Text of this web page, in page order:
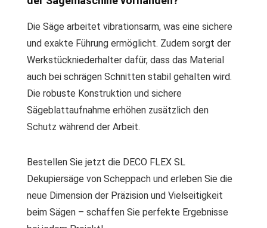
Die Säge arbeitet vibrationsarm, was eine sichere
und exakte Führung ermöglicht. Zudem sorgt der
Werkstückniederhalter dafür, dass das Material
auch bei schrägen Schnitten stabil gehalten wird.
Die robuste Konstruktion und sichere
Sägeblattaufnahme erhöhen zusätzlich den
Schutz während der Arbeit.
Bestellen Sie jetzt die DECO FLEX SL
Dekupiersäge von Scheppach und erleben Sie die
neue Dimension der Präzision und Vielseitigkeit
beim Sägen – schaffen Sie perfekte Ergebnisse